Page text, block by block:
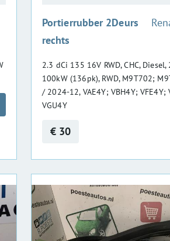
Portierrubber 2Deurs
rechts
:
2.3 dCi 135 16V RWD, CHC, Diesel,
100kW (136pk), RWD, M9T702;
/ 2024-12, VAE4Y; VBH4Y; VFE4Y;
VGU4Y
€ 30